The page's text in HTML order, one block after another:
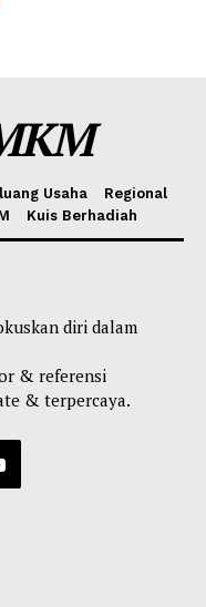
Usaha
Regional
Kuis Berhadiah
diri dalam
& referensi
& terpercaya.